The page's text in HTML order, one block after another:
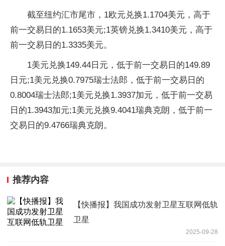
截至纽约汇市尾市，1欧元兑换1.1704美元，高于
前一交易日的1.1653美元;1英镑兑换1.3410美元，高于
前一交易日的1.3335美元。
1美元兑换149.44日元，低于前一交易日的149.89
日元;1美元兑换0.7975瑞士法郎，低于前一交易日的
0.8004瑞士法郎;1美元兑换1.3937加元，低于前一交易
日的1.3943加元;1美元兑换9.4041瑞典克朗，低于前一
交易日的9.4766瑞典克朗。
推荐内容
【快播报】我国成功发射卫星互联网低轨
卫星
2025-09-28